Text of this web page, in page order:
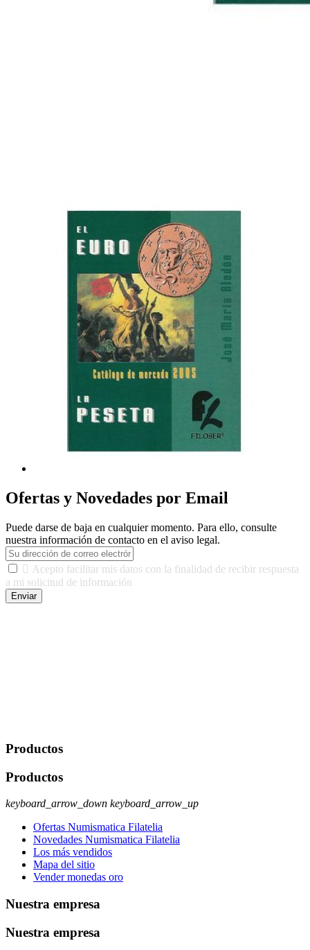
Ofertas y Novedades por Email
Puede darse de baja en cualquier momento. Para ello, consulte
nuestra información de contacto en el aviso legal.
 Acepto facilitar mis datos con la finalidad de recibir respuesta
a mi solicitud de información
Enviar
Productos
Productos
keyboard_arrow_down keyboard_arrow_up
Ofertas Numismatica Filatelia
Novedades Numismatica Filatelia
Los más vendidos
Mapa del sitio
Vender monedas oro
Nuestra empresa
Nuestra empresa